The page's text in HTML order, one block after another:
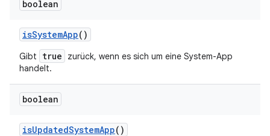
boolean
isSystemApp()
Gibt true
zurück, wenn es sich um eine System-App
handelt.
boolean
isUpdatedSystemApp()